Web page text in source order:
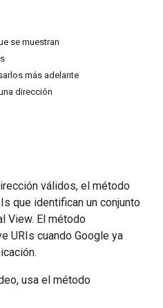
se muestran
más adelante
dirección
válidos, el método
que identifican un conjunto
View. El método
URIs cuando Google ya
usa el método